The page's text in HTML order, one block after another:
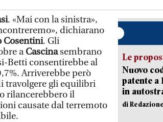
. «Mai con la sinistra»,
dichiarano
Cosentini. Gli
aCascinasembrano
Betti consentirebbe al
Arriverebbe però
travolgere gli equilibri
rilancerebbero il
causate dal terremoto
Le
Nuovo
patente a
in
di